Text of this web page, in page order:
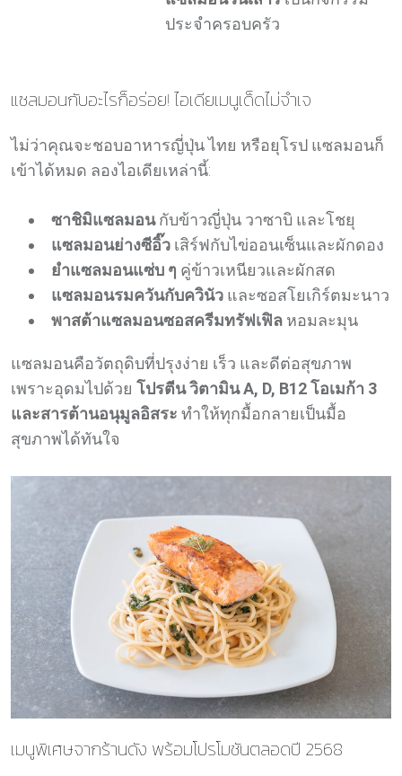
ประจำครอบครัว
แซลมอนกับอะไรก็อร่อย! ไอเดียเมนูเด็ดไม่จำเจ
ไม่ว่าคุณจะชอบอาหารญี่ปุ่น ไทย หรือยุโรป แซลมอนก็
เข้าได้หมด ลองไอเดียเหล่านี้:
ซาชิมิแซลมอนกับข้าวญี่ปุ่น วาซาบิ และโชยุ
แซลมอนย่างซีอิ๊ว เสิร์ฟกับไข่ออนเซ็นและผักดอง
ยำแซลมอนแซ่บ ๆ คู่ข้าวเหนียวและผักสด
แซลมอนรมควันกับควินัว และซอสโยเกิร์ตมะนาว
พาสต้าแซลมอนซอสครีมทรัฟเฟิล หอมละมุน
แซลมอนคือวัตถุดิบที่ปรุงง่าย เร็ว และดีต่อสุขภาพ
เพราะอุดมไปด้วย โปรตีน วิตามิน A, D, B12 โอเมก้า 3
และสารต้านอนุมูลอิสระ ทำให้ทุกมื้อกลายเป็นมื้อ
สุขภาพได้ทันใจ
เมนูพิเศษจากร้านดัง พร้อมโปรโมชันตลอดปี 2568